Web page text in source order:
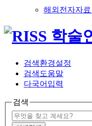
해외전자자료
검색환경설정
검색도움말
다국어입력
검색